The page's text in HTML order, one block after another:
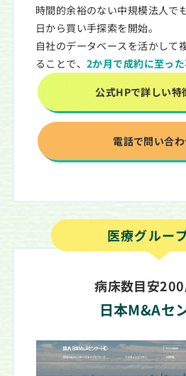
時間的余裕のない中規模法人で
日から買い手探索を開始。
自社のデータベースを活かして
ることで、2か月で成約に至っ
公式HPで詳しい特
電話で問い合
医療グルー
病床数目安
日本M&Aセ